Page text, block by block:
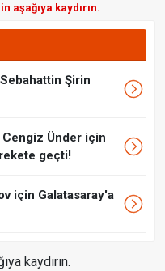
aşağıya kaydırın.
Şirin
Ünder için
geçti!
için Galatasaray'a
kaydırın.